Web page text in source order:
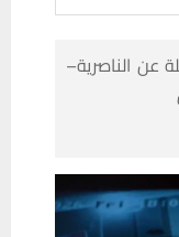
عن الناصرية–